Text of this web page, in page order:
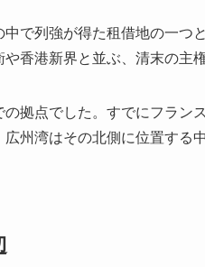
で列強が得た租借地の一つ
香港新界と並ぶ、清末の主
拠点でした。すでにフラン
広州湾はその北側に位置する